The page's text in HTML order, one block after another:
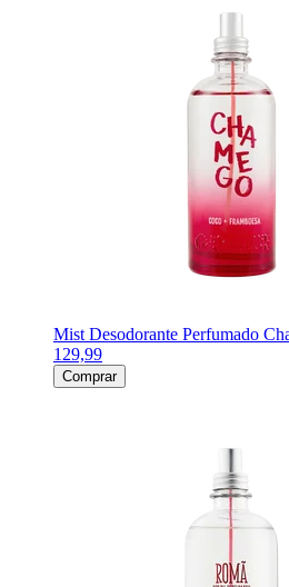
Mist Desodorante Perfumado
129,99
Comprar